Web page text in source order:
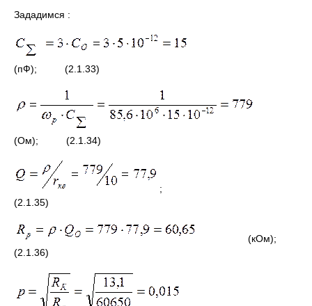
Зададимся :
(пФ); (2.1.33)
(Ом); (2.1.34)
;
(2.1.35)
(кОм);
(2.1.36)